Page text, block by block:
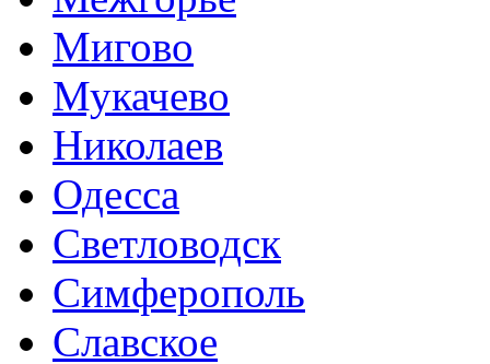
Мигово
Мукачево
Николаев
Одесса
Светловодск
Симферополь
Славское